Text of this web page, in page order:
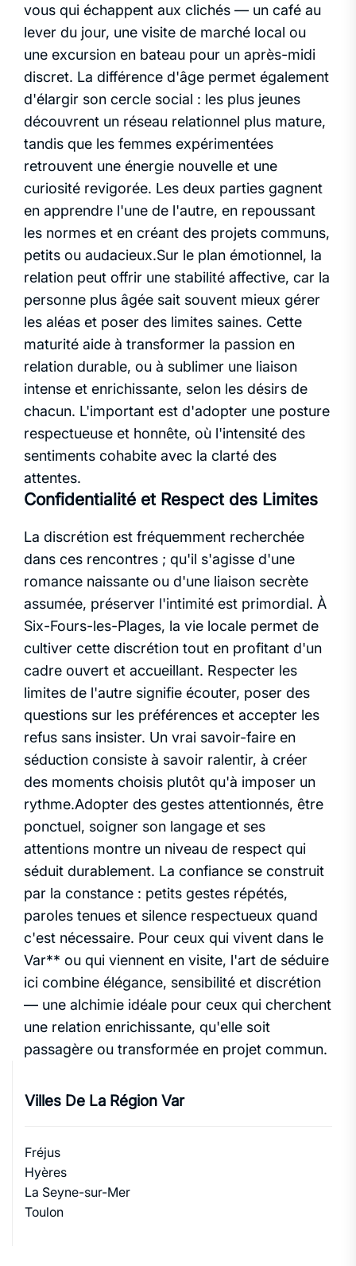
vous qui échappent aux clichés — un café au
lever du jour, une visite de marché local ou
une excursion en bateau pour un après-midi
discret. La différence d'âge permet également
d'élargir son cercle social : les plus jeunes
découvrent un réseau relationnel plus mature,
tandis que les femmes expérimentées
retrouvent une énergie nouvelle et une
curiosité revigorée. Les deux parties gagnent
en apprendre l'une de l'autre, en repoussant
les normes et en créant des projets communs,
petits ou audacieux.Sur le plan émotionnel, la
relation peut offrir une stabilité affective, car la
personne plus âgée sait souvent mieux gérer
les aléas et poser des limites saines. Cette
maturité aide à transformer la passion en
relation durable, ou à sublimer une liaison
intense et enrichissante, selon les désirs de
chacun. L'important est d'adopter une posture
respectueuse et honnête, où l'intensité des
sentiments cohabite avec la clarté des
attentes.
Confidentialité et Respect des Limites
La discrétion est fréquemment recherchée
dans ces rencontres ; qu'il s'agisse d'une
romance naissante ou d'une liaison secrète
assumée, préserver l'intimité est primordial. À
Six-Fours-les-Plages, la vie locale permet de
cultiver cette discrétion tout en profitant d'un
cadre ouvert et accueillant. Respecter les
limites de l'autre signifie écouter, poser des
questions sur les préférences et accepter les
refus sans insister. Un vrai savoir-faire en
séduction consiste à savoir ralentir, à créer
des moments choisis plutôt qu'à imposer un
rythme.Adopter des gestes attentionnés, être
ponctuel, soigner son langage et ses
attentions montre un niveau de respect qui
séduit durablement. La confiance se construit
par la constance : petits gestes répétés,
paroles tenues et silence respectueux quand
c'est nécessaire. Pour ceux qui vivent dans le
Var** ou qui viennent en visite, l'art de séduire
ici combine élégance, sensibilité et discrétion
— une alchimie idéale pour ceux qui cherchent
une relation enrichissante, qu'elle soit
passagère ou transformée en projet commun.
Villes De La Région Var
Fréjus
Hyères
La Seyne-sur-Mer
Toulon